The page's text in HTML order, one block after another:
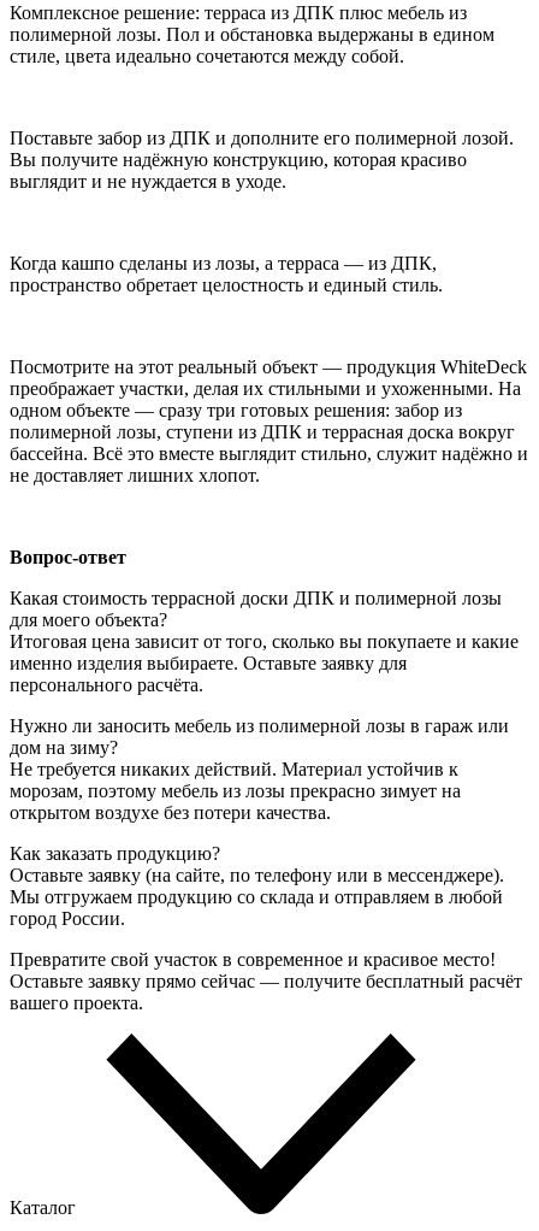
Комплексное решение: терраса из ДПК плюс мебель из
полимерной лозы. Пол и обстановка выдержаны в едином
стиле, цвета идеально сочетаются между собой.
Поставьте забор из ДПК и дополните его полимерной лозой.
Вы получите надёжную конструкцию, которая красиво
выглядит и не нуждается в уходе.
Когда кашпо сделаны из лозы, а терраса — из ДПК,
пространство обретает целостность и единый стиль.
Посмотрите на этот реальный объект — продукция WhiteDeck
преображает участки, делая их стильными и ухоженными. На
одном объекте — сразу три готовых решения: забор из
полимерной лозы, ступени из ДПК и террасная доска вокруг
бассейна. Всё это вместе выглядит стильно, служит надёжно и
не доставляет лишних хлопот.
Вопрос-ответ
Какая стоимость террасной доски ДПК и полимерной лозы
для моего объекта?
Итоговая цена зависит от того, сколько вы покупаете и какие
именно изделия выбираете. Оставьте заявку для
персонального расчёта.
Нужно ли заносить мебель из полимерной лозы в гараж или
дом на зиму?
Не требуется никаких действий. Материал устойчив к
морозам, поэтому мебель из лозы прекрасно зимует на
открытом воздухе без потери качества.
Как заказать продукцию?
Оставьте заявку (на сайте, по телефону или в мессенджере).
Мы отгружаем продукцию со склада и отправляем в любой
город России.
Превратите свой участок в современное и красивое место!
Оставьте заявку прямо сейчас — получите бесплатный расчёт
вашего проекта.
Каталог